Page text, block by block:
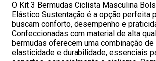
O Kit 3 Bermudas Ciclista Masculina
Elástico Sustentação é a opção perfeita
buscam conforto, desempenho e
Confeccionadas com material de alta
bermudas oferecem uma combinação de
elasticidade e durabilidade, essenciais